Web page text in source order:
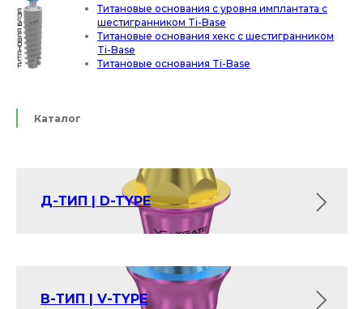
Титановые основания с уровня имплантата с
шестигранником Ti-Base
Титановые основания хекс с шестигранником
Ti-Base
Титановые основания Ti-Base
Каталог
Д-ТИП | D-TYPE
В-ТИП | V-TYPE